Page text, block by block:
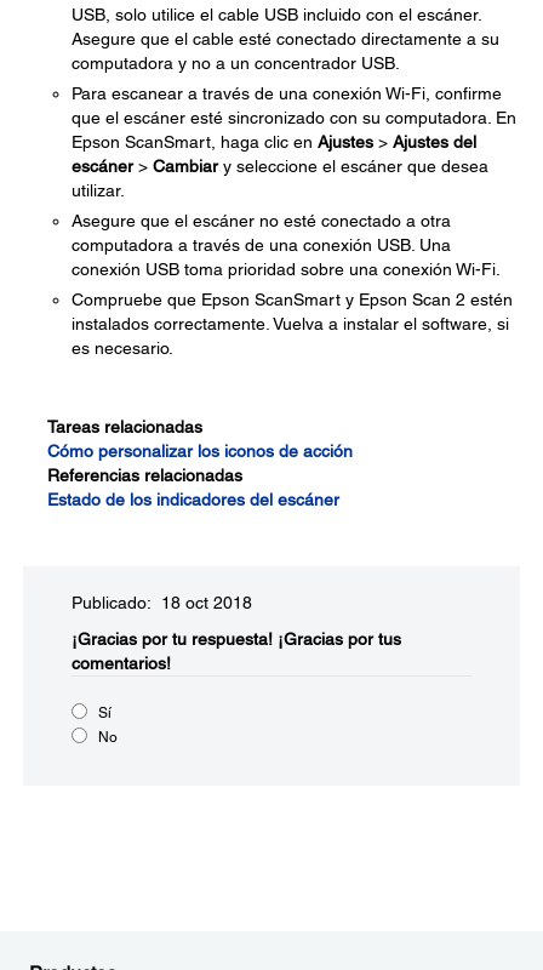
USB, solo utilice el cable USB incluido con el escáner.
Asegure que el cable esté conectado directamente a su
computadora y no a un concentrador USB.
Para escanear a través de una conexión Wi-Fi, confirme
que el escáner esté sincronizado con su computadora. En
Epson ScanSmart, haga clic en Ajustes > Ajustes del
escáner> Cambiary seleccione el escáner que desea
utilizar.
Asegure que el escáner no esté conectado a otra
computadora a través de una conexión USB. Una
conexión USB toma prioridad sobre una conexión Wi-Fi.
Compruebe que Epson ScanSmart y Epson Scan 2 estén
instalados correctamente. Vuelva a instalar el software, si
es necesario.
Tareas relacionadas
Cómo personalizar los iconos de acción
Referencias relacionadas
Estado de los indicadores del escáner
Publicado: 18 oct 2018
¡Gracias por tu respuesta! ¡Gracias por tus
comentarios!
Sí
No